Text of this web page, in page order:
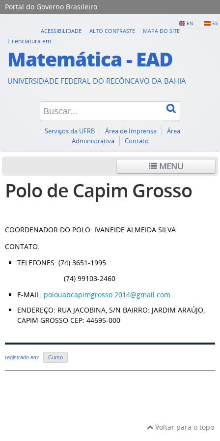
Portal do Governo Brasileiro
EN ES
ACESSIBILIDADE ALTO CONTRASTE
MAPA DO SITE
Licenciatura em
Matemática - EAD
UNIVERSIDADE FEDERAL DO RECÔNCAVO DA BAHIA
Serviços da UFRB Área de Imprensa
Área
Administrativa
Contato
MENU
Polo de Capim Grosso
COORDENADOR DO POLO: IVANEIDE ALMEIDA SILVA
CONTATO:
TELEFONES: (74) 3651-1995
(74) 99103-2460
E-MAIL: polouabcapimgrosso.2014@gmail.com
ENDEREÇO: RUA JACOBINA, S/N BAIRRO: JARDIM ARAÚJO,
CAPIM GROSSO CEP: 44695-000
registrado em: Curso
Voltar para o topo